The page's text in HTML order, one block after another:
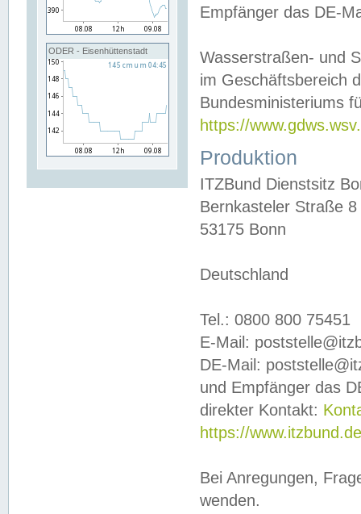
ODER - Eisenhüttenstadt
Empfänger das DE-
Wasserstraßen- und
im Geschäftsbereich
Bundesministeriums
https://
Produktion
ITZBund Dienstsitz
Bernkasteler Straße 8
53175 Bonn
Deutschland
Tel.: 0800 800 75451
E-Mail:
DE-Mail:
und Empfänger das
direkter Kontakt:
https://
Bei Anregungen,
wenden.